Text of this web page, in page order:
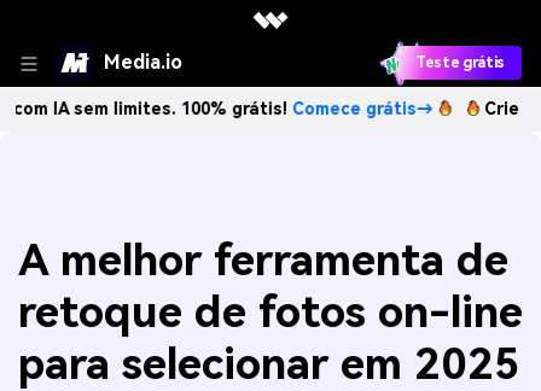
Media.io Teste grátis
limites. 100% grátis!Comece grátis→ Crie imagens
A melhor ferramenta de
retoque de fotos on-line
para selecionar em 2025